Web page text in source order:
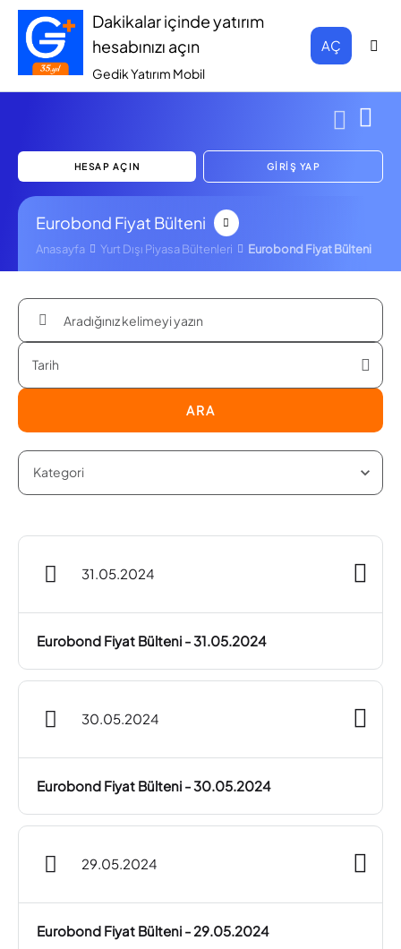
Dakikalar içinde yatırım
hesabınızı açın
Gedik Yatırım Mobil
AÇ
HESAP AÇIN GİRİŞ YAP
Eurobond Fiyat Bülteni
Anasayfa Yurt Dışı Piyasa Bültenleri Eurobond Fiyat Bülteni
ARA
31.05.2024
Eurobond Fiyat Bülteni - 31.05.2024
30.05.2024
Eurobond Fiyat Bülteni - 30.05.2024
29.05.2024
Eurobond Fiyat Bülteni - 29.05.2024